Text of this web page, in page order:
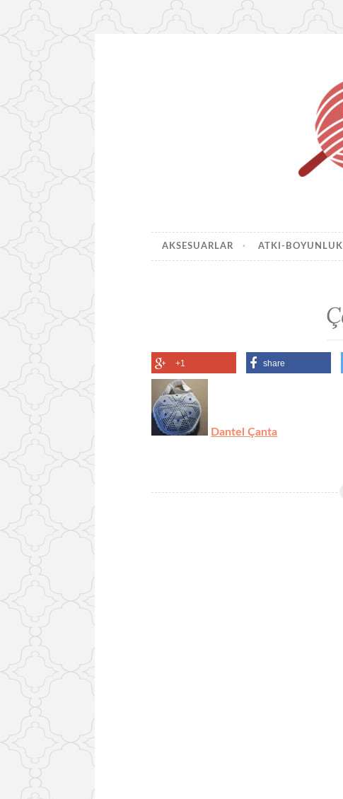
AKSESUARLAR ATKI-BOYUNLUK
+1 share
Dantel Çanta